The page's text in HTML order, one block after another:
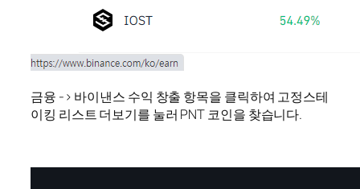
금융 -> 바이낸스 수익 창출 항목을 클릭하여 고정스테
이킹 리스트 더보기를 눌러 PNT 코인을 찾습니다.